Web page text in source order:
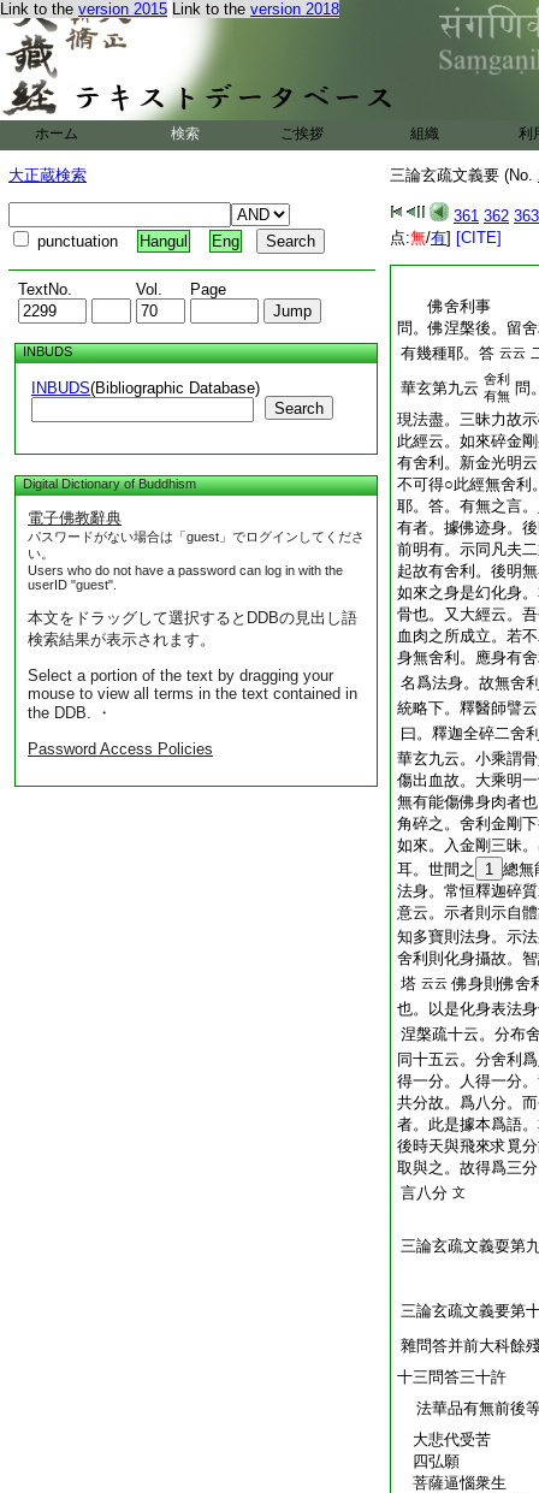
Link to the version 2015 Link to the version 2018
ホーム 検索 ご挨拶 組織 利
大正蔵検索
punctuation Hangul Eng
TextNo. Vol. Page
INBUDS
INBUDS(Bibliographic Database)
Search
Digital Dictionary of Buddhism
電子佛教辭典
パスワードがない場合は「guest」でログインしてくださ
い。
Users who do not have a password can log in with the
userID "guest".
本文をドラッグして選択するとDDBの見出し語
検索結果が表示されます。
Select a portion of the text by dragging your
mouse to view all terms in the text contained in
the DDB. ・
Password Access Policies
三論玄疏文義要 (No.
361 362 363
点:無/有] [CITE]
佛舍利事
問。佛涅槃後。留
有幾種耶。答 云云
華玄第九云 舍利
有無 問
現法盡。三昧力故
此經云。如來碎金
有舍利。新金光明
不可得○此經無舍利
耶。答。有無之言
有者。據佛迹身。
前明有。示同凡夫
起故有舍利。後明
如來之身是幻化身
骨也。又大經云。
血肉之所成立。若
身無舍利。應身有
名爲法身。故無舍
統略下。釋醫師譬
曰。釋迦全碎二舍
華玄九云。小乘謂
傷出血故。大乘明
無有能傷佛身肉者
角碎之。舍利金剛
如來。入金剛三昧
耳。世間之
1 總無
法身。常恒釋迦碎
意云。示者則示自
知多寶則法身。示
舍利則化身攝故。
塔 云云 佛身則佛舍
也。以是化身表法
涅槃疏十云。分布
同十五云。分舍利
得一分。人得一分
共分故。爲八分。
者。此是據本爲語
後時天與飛來求覓
取與之。故得爲三
言八分 文
三論玄疏文義耍第
三論玄疏文義要第
雜問答并前大科餘
十三問答三十許
法華品有無前後
大悲代受苦
四弘願
菩薩逼惱衆生